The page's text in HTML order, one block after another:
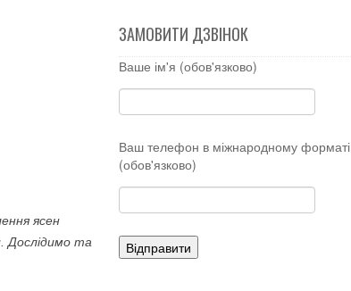
ясен
Дослідимо та
ЗАМОВИТИ ДЗВІНОК
Ваше ім'я (обов'язково)
Ваш телефон в міжнародному форматі
(обов'язково)